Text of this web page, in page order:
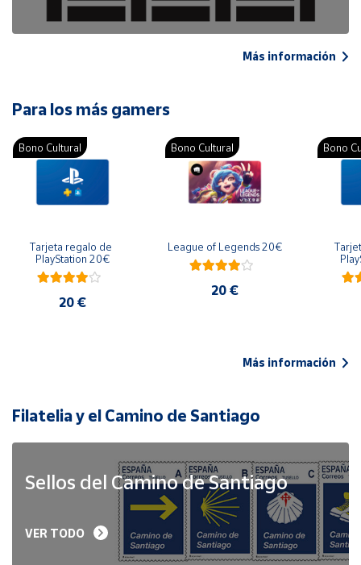
Más información
Para los más gamers
Bono Cultural
Tarjeta regalo de
PlayStation 20€
20 €
Bono Cultural
League of Legends 20€
20 €
Bono
Más información
Filatelia y el Camino de Santiago
Sellos del Camino de Santiago
VER TODO